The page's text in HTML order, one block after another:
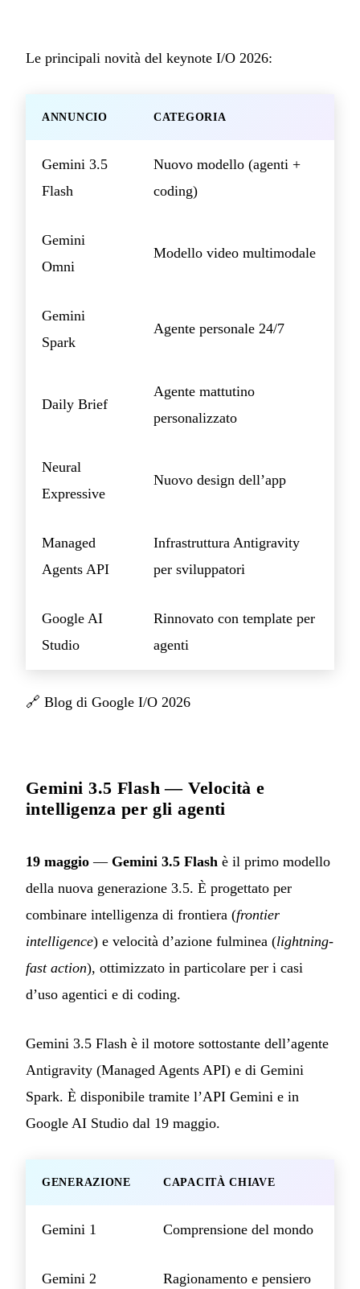
Le principali novità del keynote I/O 2026:
ANNUNCIO CATEGORIA
Gemini 3.5
Flash
Nuovo modello (agenti +
coding)
Gemini
Omni
Modello video multimodale
Gemini
Spark
Agente personale 24/7
Daily Brief
Agente mattutino
personalizzato
Neural
Expressive
Nuovo design dell’app
Managed
Agents API
Infrastruttura Antigravity
per sviluppatori
Google AI
Studio
Rinnovato con template per
agenti
🔗 Blog di Google I/O 2026
Gemini 3.5 Flash — Velocità e
intelligenza per gli agenti
19 maggio — Gemini 3.5 Flash è il primo modello
della nuova generazione 3.5. È progettato per
combinare intelligenza di frontiera (frontier
intelligence) e velocità d’azione fulminea (lightning-
fast action), ottimizzato in particolare per i casi
d’uso agentici e di coding.
Gemini 3.5 Flash è il motore sottostante dell’agente
Antigravity (Managed Agents API) e di Gemini
Spark. È disponibile tramite l’API Gemini e in
Google AI Studio dal 19 maggio.
GENERAZIONE CAPACITÀ CHIAVE
Gemini 1 Comprensione del mondo
Gemini 2 Ragionamento e pensiero